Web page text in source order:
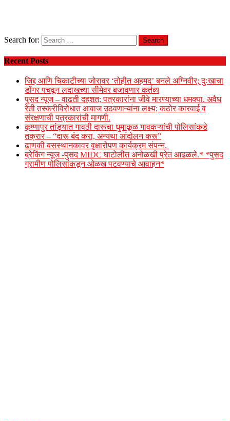
Search for:
Recent Posts
जिद्द आणि चिकाटीच्या जोरावर ‘तोहीत अहमद’ बनले अग्निवीर; दुःखाचा
डोंगर पचवून लदाखच्या सीमेवर बजावणार कर्तव्य
पुसद न्यूज – वाढती दहशत; पत्रकारांना जीवे मारण्याच्या धमक्या. अवैध
रेती तस्करीविरोधात आवाज उठवणाऱ्यांना लक्ष्य; कठोर कारवाई व
संरक्षणाची पत्रकारांची मागणी.
कृष्णापुर तांड्यात गावठी दारूचा धुमाकूळ गावकऱ्यांची पोलिसांकडे
तक्रार – “दारू बंद करा, अन्यथा आंदोलन करू”
ढाणकी बसस्थानकावर वृक्षारोपण कार्यक्रम संपन्न.
ब्रेकिंग न्यूज -पुसद MIDC घाटोलीत अनोळखी प्रेत आढळले.* *पुसद
ग्रामीण पोलिसांकडून ओळख पटवण्याचे आवाहन*